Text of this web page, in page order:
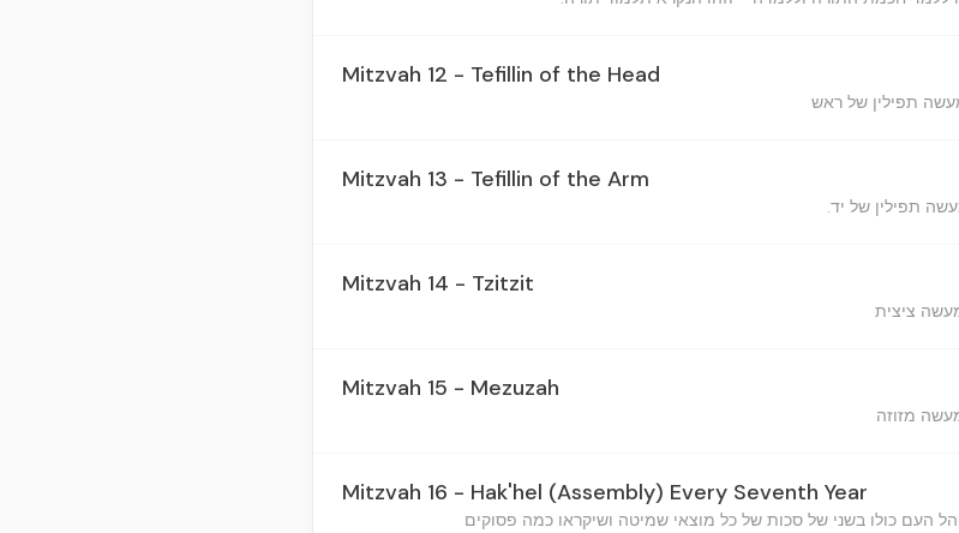
Mitzvah 12 - Tefillin of the Head
Mitzvah 13 - Tefillin of the Arm
Mitzvah 14 - Tzitzit
Mitzvah 15 - Mezuzah
Mitzvah 16 - Hak'hel (Assembly) Every Seventh Year